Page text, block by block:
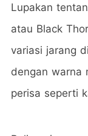
Lupakan
atau Black
variasi jarang
dengan warna
perisa seperti